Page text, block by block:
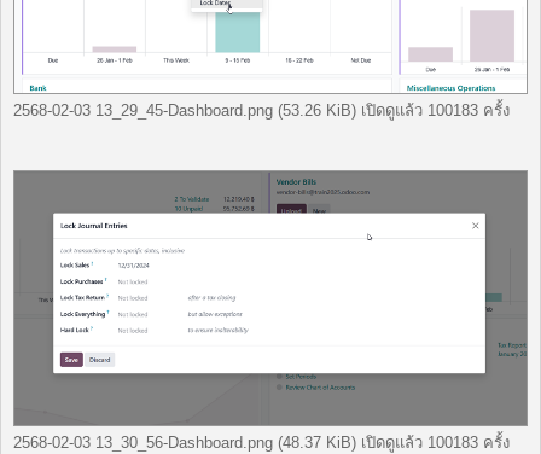
2568-02-03 13_29_45-Dashboard.png (53.26 KiB) เปิดดูแล้ว 100183 ครั้ง
2568-02-03 13_30_56-Dashboard.png (48.37 KiB) เปิดดูแล้ว 100183 ครั้ง